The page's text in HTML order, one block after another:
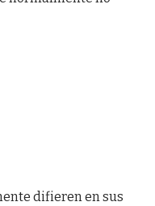
difieren en sus